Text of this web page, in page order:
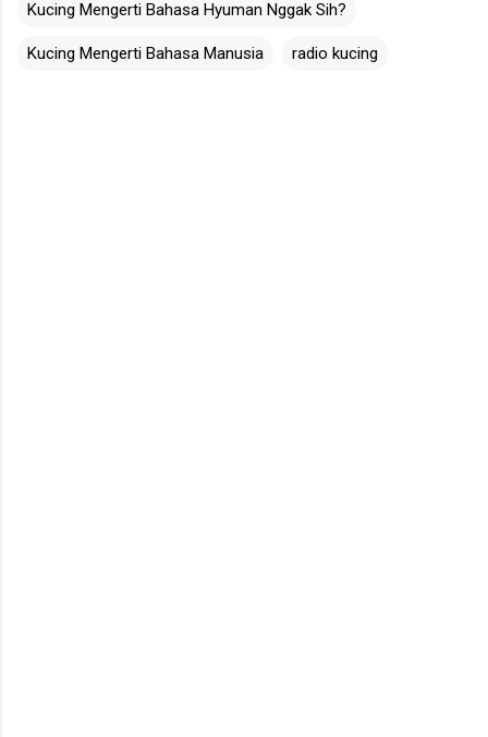
Kucing Mengerti Bahasa Hyuman Nggak Sih?
Kucing Mengerti Bahasa Manusia radio kucing